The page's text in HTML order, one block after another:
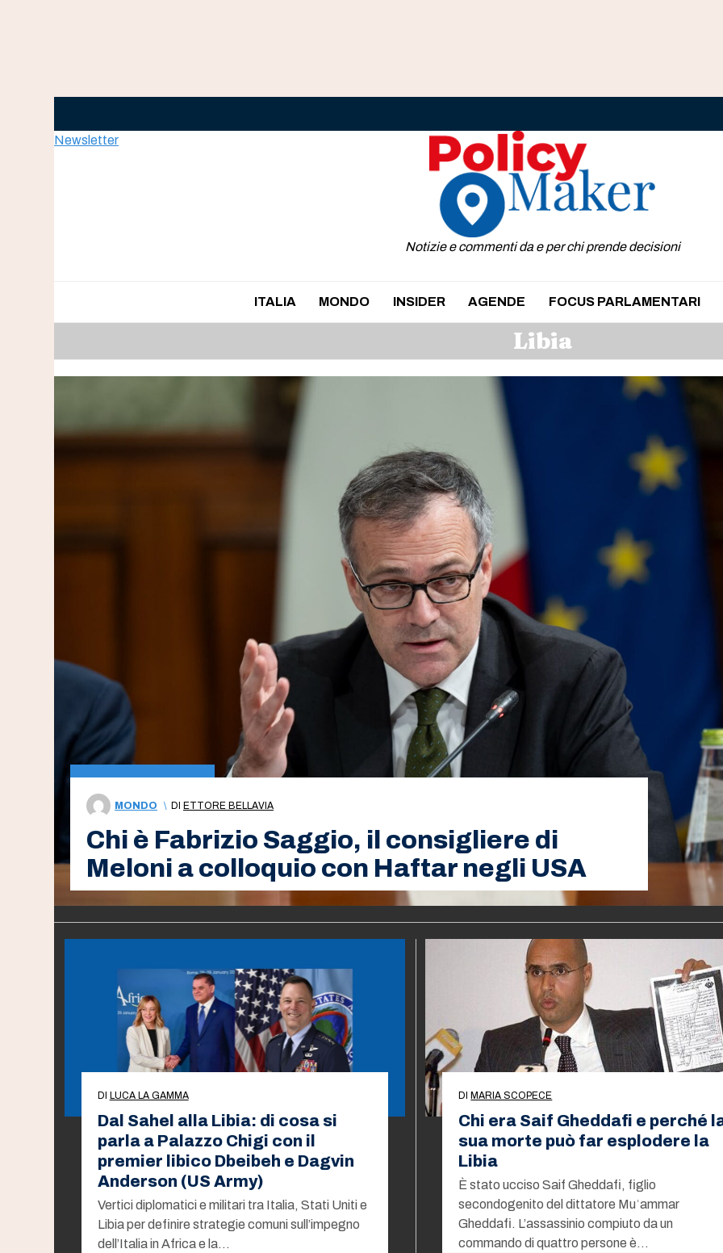
Newsletter
Notizie e commenti da e per chi prende decisioni
ITALIA MONDO INSIDER AGENDE FOCUS PARLAMENTARI
Libia
MONDO \ DI ETTORE BELLAVIA
Chi è Fabrizio Saggio, il consigliere di
Meloni a colloquio con Haftar negli USA
DI LUCA LA GAMMA
Dal Sahel alla Libia: di cosa si
parla a Palazzo Chigi con il
premier libico Dbeibeh e Dagvin
Anderson (US Army)
Vertici diplomatici e militari tra Italia, Stati Uniti e
Libia per definire strategie comuni sull’impegno
dell’Italia in Africa e la…
DI MARIA SCOPECE
Chi era Saif Gheddafi e perché
sua morte può far esplodere la
Libia
È stato ucciso Saif Gheddafi, figlio
secondogenito del dittatore Muʿammar
Gheddafi. L’assassinio compiuto da un
commando di quattro persone è…